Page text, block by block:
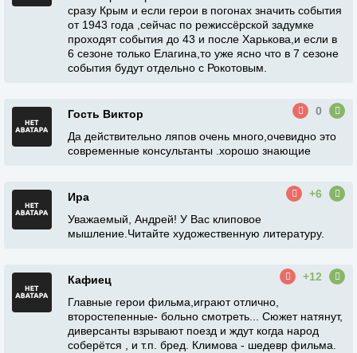
сразу Крым и если герои в погонах значить события
от 1943 года ,сейчас по режиссёрской задумке
проходят события до 43 и после Харькова,и если в
6 сезоне только Елагина,то уже ясно что в 7 сезоне
события будут отдельно с Рокотовым.
Гость Виктор
0
Да действительно ляпов очень много,очевидно это
современные консультанты .хорошо знающие
Ира
+6
Уважаемый, Андрей! У Вас клиповое
мышление.Читайте художественную литературу.
Кафиец
+12
Главные герои фильма,играют отлично,
второстепенные- больно смотреть... Сюжет натянут,
диверсанты взрывают поезд и ждут когда народ
соберётся , и т.п. бред. Климова - шедевр фильма.